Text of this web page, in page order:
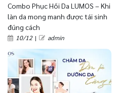
Combo Phục Hồi Da LUMOS – Khi
làn da mong manh được tái sinh
đúng cách
10/12 | admin